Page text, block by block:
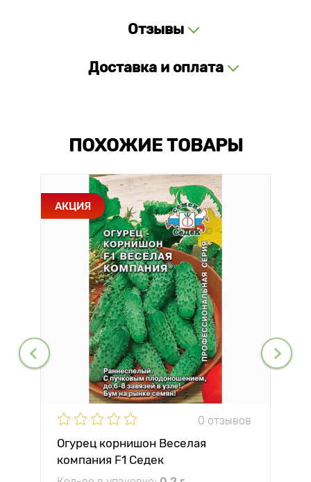
Отзывы
Доставка и оплата
ПОХОЖИЕ ТОВАРЫ
АКЦИЯ
0 отзывов
Огурец корнишон Веселая
компания F1 Седек